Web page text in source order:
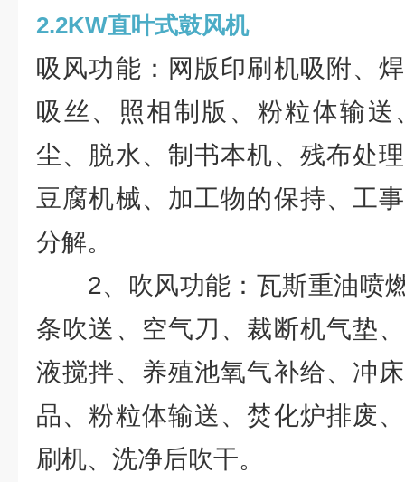
2.2KW直叶式鼓风机
吸风功能：网版印刷机吸附、
吸丝、照相制版、粉粒体输
尘、脱水、制书本机、残布处
豆腐机械、加工物的保持、工
分解。
2、吹风功能：瓦斯重油喷
条吹送、空气刀、裁断机气垫
液搅拌、养殖池氧气补给、冲
品、粉粒体输送、焚化炉排废
刷机、洗净后吹干。